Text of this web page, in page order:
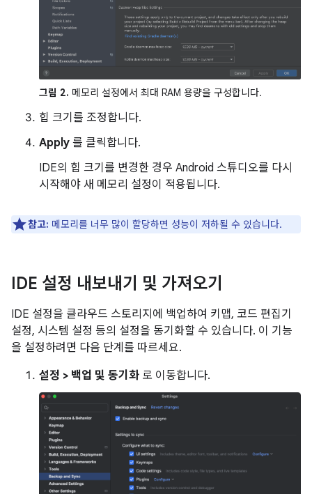
그림 2. 메모리 설정에서 최대 RAM 용량을 구성합니다.
힙 크기를 조정합니다.
Apply 를 클릭합니다.
IDE의 힙 크기를 변경한 경우 Android 스튜디오를 다시
시작해야 새 메모리 설정이 적용됩니다.
참고: 메모리를 너무 많이 할당하면 성능이 저하될 수 있습니다.
IDE 설정 내보내기 및 가져오기
IDE 설정을 클라우드 스토리지에 백업하여 키맵, 코드 편집기
설정, 시스템 설정 등의 설정을 동기화할 수 있습니다. 이 기능
을 설정하려면 다음 단계를 따르세요.
설정 > 백업 및 동기화 로 이동합니다.